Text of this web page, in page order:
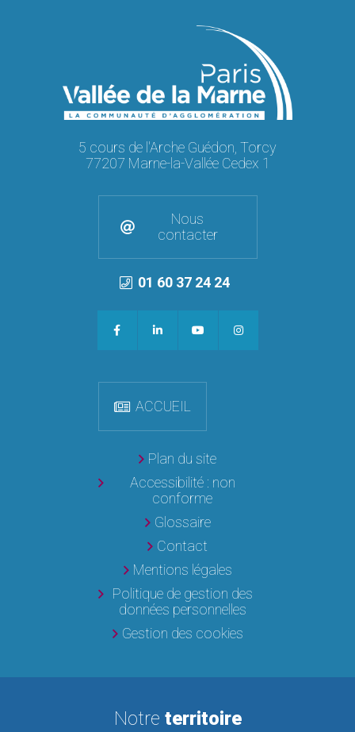
5 cours de l'Arche Guédon, Torcy
77207 Marne-la-Vallée Cedex 1
Nous
contacter
01 60 37 24 24
ACCUEIL
Plan du site
Accessibilité : non
conforme
Glossaire
Contact
Mentions légales
Politique de gestion des
données personnelles
Gestion des cookies
Notre territoire